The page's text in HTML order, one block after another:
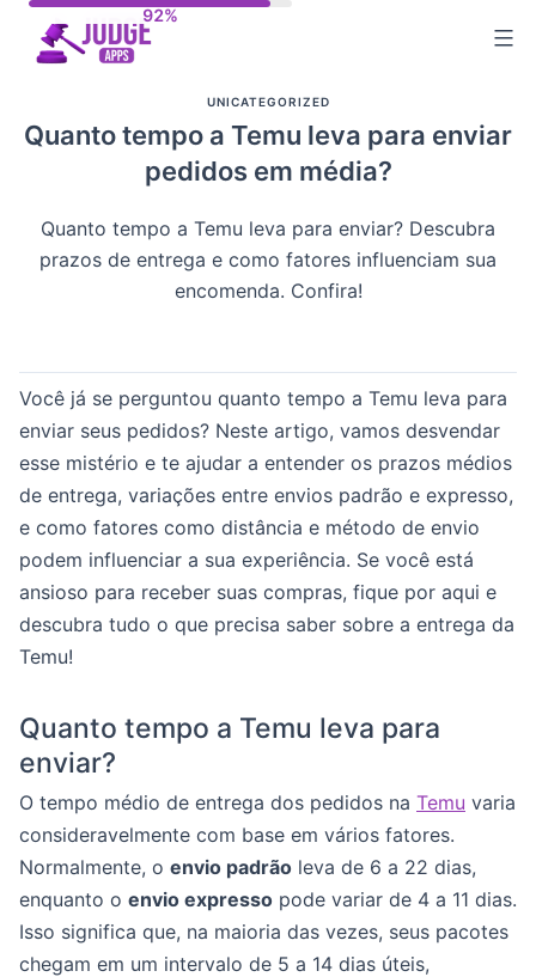
UNICATEGORIZED
Quanto tempo a Temu leva para enviar
pedidos em média?
Quanto tempo a Temu leva para enviar? Descubra
prazos de entrega e como fatores influenciam sua
encomenda. Confira!
Você já se perguntou quanto tempo a Temu leva para
enviar seus pedidos? Neste artigo, vamos desvendar
esse mistério e te ajudar a entender os prazos médios
de entrega, variações entre envios padrão e expresso,
e como fatores como distância e método de envio
podem influenciar a sua experiência. Se você está
ansioso para receber suas compras, fique por aqui e
descubra tudo o que precisa saber sobre a entrega da
Temu!
Quanto tempo a Temu leva para
enviar?
O tempo médio de entrega dos pedidos na Temu varia
consideravelmente com base em vários fatores.
Normalmente, o envio padrão leva de 6 a 22 dias,
enquanto o envio expresso pode variar de 4 a 11 dias.
Isso significa que, na maioria das vezes, seus pacotes
chegam em um intervalo de 5 a 14 dias úteis,